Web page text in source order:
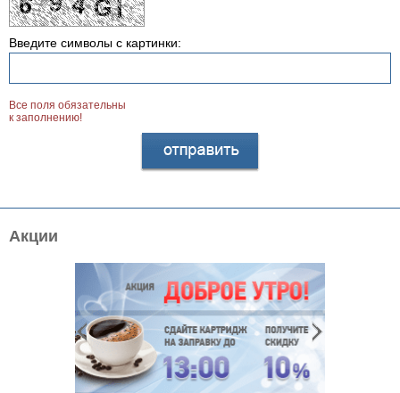
Акции
Введите символы с картинки:
Все поля обязательны
к заполнению!